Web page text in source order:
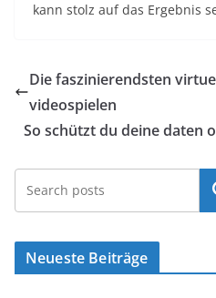
kann stolz auf das Ergebnis
Die faszinierendsten
videospielen
So schützt du deine daten
Neueste Beiträge